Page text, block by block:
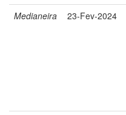
Medianeira 23-Fev-2024